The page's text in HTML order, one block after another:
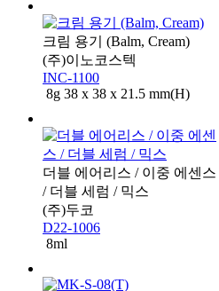
크림 용기 (Balm, Cream)
(주)이노코스텍
INC-1100
8g 38 x 38 x 21.5 mm(H)
더블 에어리스 / 이중 에센스
/ 더블 세럼 / 믹스
(주)두코
D22-1006
8ml